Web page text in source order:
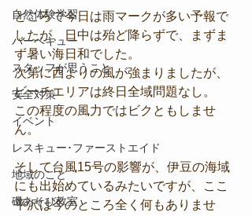
自然体験学習
バーベキュー
スタッフが思うこと
安全対策
イベント
レスキュー･ファーストエイド
地域のこと
磯あそび教室
ところで今日は雨マークが多い予報で
したが、日中は殆ど降らずで、まずま
ず暑い海日和でした。
次第に西よりの風が強まりましたが、
ビーチエリアは終日全域問題なし。
この程度の風力ではビクともしませ
ん。
そして台風15号の影響が、伊豆の海域
にも出始めているみたいですが、ここ
平沢は今のところ全く何もありませ